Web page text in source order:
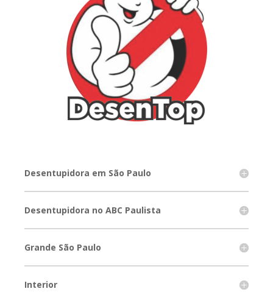
Desentupidora em São Paulo
Desentupidora no ABC Paulista
Grande São Paulo
Interior